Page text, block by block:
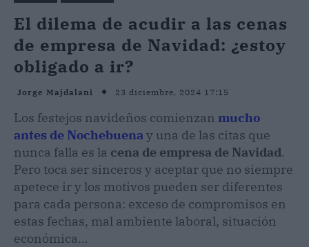
El dilema de acudir a las cenas
de empresa de Navidad: ¿estoy
obligado a ir?
Jorge Majdalani 23 diciembre, 2024 17:15
Los festejos navideños comienzan mucho
antes de Nochebuena y una de las citas que
nunca falla es la cena de empresa de Navidad.
Pero toca ser sinceros y aceptar que no siempre
apetece ir y los motivos pueden ser diferentes
para cada persona: exceso de compromisos en
estas fechas, mal ambiente laboral, situación
económica…